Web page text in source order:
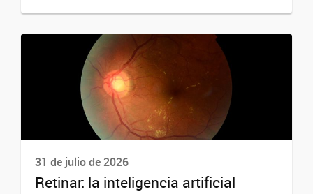
31 de julio de 2026
Retinar: la inteligencia artificial